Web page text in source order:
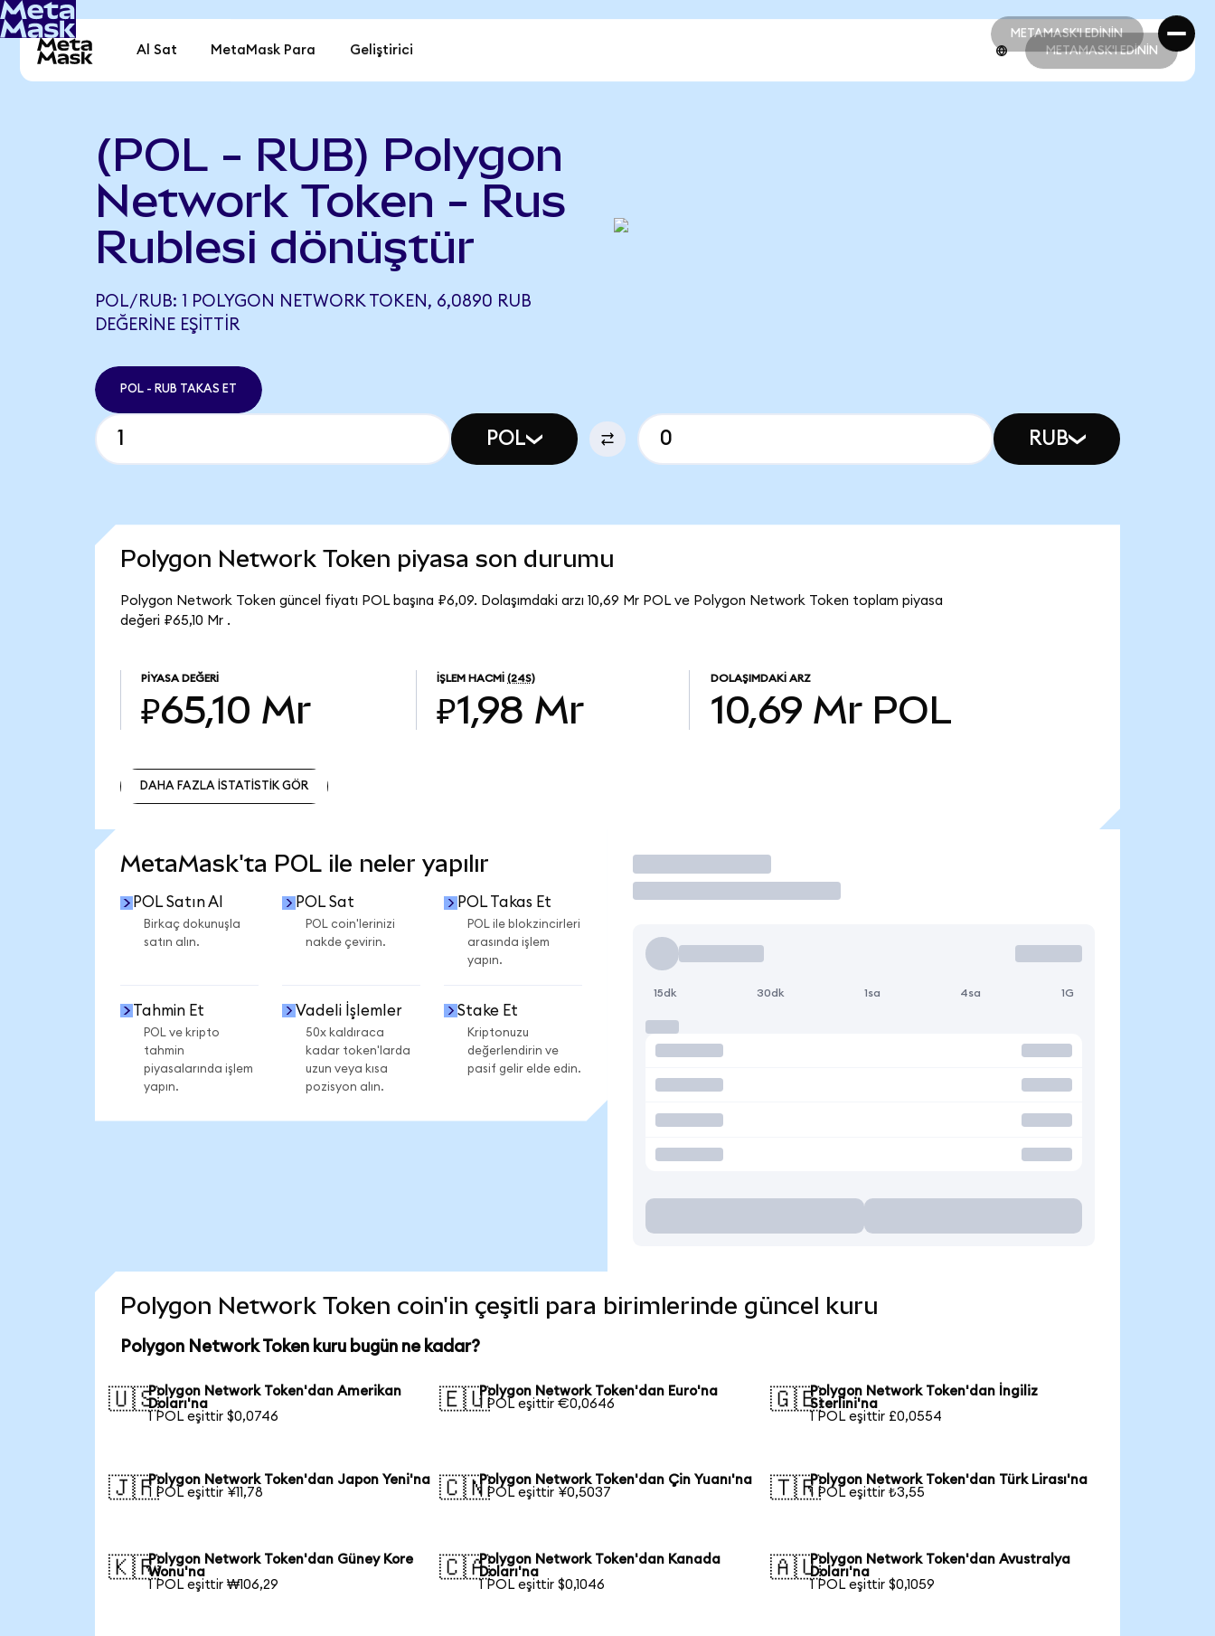
METAMASK'I EDİNİN
METAMASK'I EDİNİN
Al Sat MetaMask Para Geliştirici METAMASK'I EDİNİN
(POL - RUB) Polygon
Network Token - Rus
Rublesi dönüştür
POL/RUB: 1 POLYGON NETWORK TOKEN, 6,0890 RUB
DEĞERINE EŞITTIR
POL - RUB TAKAS ET
POL RUB
Polygon Network Token piyasa son durumu
Polygon Network Token güncel fiyatı POL başına ₽6,09. Dolaşımdaki arzı 10,69 Mr POL ve Polygon Network Token toplam piyasa
değeri ₽65,10 Mr .
PIYASA DEĞERI
₽65,10 Mr
İŞLEM HACMI (24S)
₽1,98 Mr
DOLAŞIMDAKI ARZ
10,69 Mr POL
DAHA FAZLA İSTATİSTİK GÖR
MetaMask'ta POL ile neler yapılır
POL Satın Al
Birkaç dokunuşla
satın alın.
POL Sat
POL coin'lerinizi
nakde çevirin.
POL Takas Et
POL ile blokzincirleri
arasında işlem
yapın.
Tahmin Et
POL ve kripto
tahmin
piyasalarında işlem
yapın.
Vadeli İşlemler
50x kaldıraca
kadar token'larda
uzun veya kısa
pozisyon alın.
Stake Et
Kriptonuzu
değerlendirin ve
pasif gelir elde edin.
İşlem Yap
15dk 30dk 1sa 4sa 1G
Polygon Network Token coin'in çeşitli para birimlerinde güncel kuru
Polygon Network Token kuru bugün ne kadar?
🇺🇸Polygon Network Token'dan Amerikan
Doları'na
1 POL eşittir $0,0746
🇪🇺Polygon Network Token'dan Euro'na
1 POL eşittir €0,0646
🇬🇧Polygon Network Token'dan İngiliz
Sterlini'na
1 POL eşittir £0,0554
🇯🇵Polygon Network Token'dan Japon Yeni'na
1 POL eşittir ¥11,78
🇨🇳Polygon Network Token'dan Çin Yuanı'na
1 POL eşittir ¥0,5037
🇹🇷Polygon Network Token'dan Türk Lirası'na
1 POL eşittir ₺3,55
🇰🇷Polygon Network Token'dan Güney Kore
Wonu'na
1 POL eşittir ₩106,29
🇨🇦Polygon Network Token'dan Kanada
Doları'na
1 POL eşittir $0,1046
🇦🇺Polygon Network Token'dan Avustralya
Doları'na
1 POL eşittir $0,1059